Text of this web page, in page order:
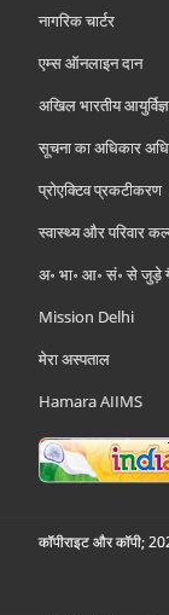
नागरिक चार्टर
एम्स ऑनलाइन दान
अखिल भारतीय
सूचना का अधिकार
प्रोएक्टिव प्रकटीकरण
स्वास्थ्य और परिवार
अ॰ भा॰ आ॰ सं॰ से जुड़े
Mission Delhi
मेरा अस्पताल
Hamara AIIMS
कॉपीराइट और कॉपी;